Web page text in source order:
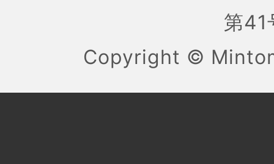
第
Copyright ©